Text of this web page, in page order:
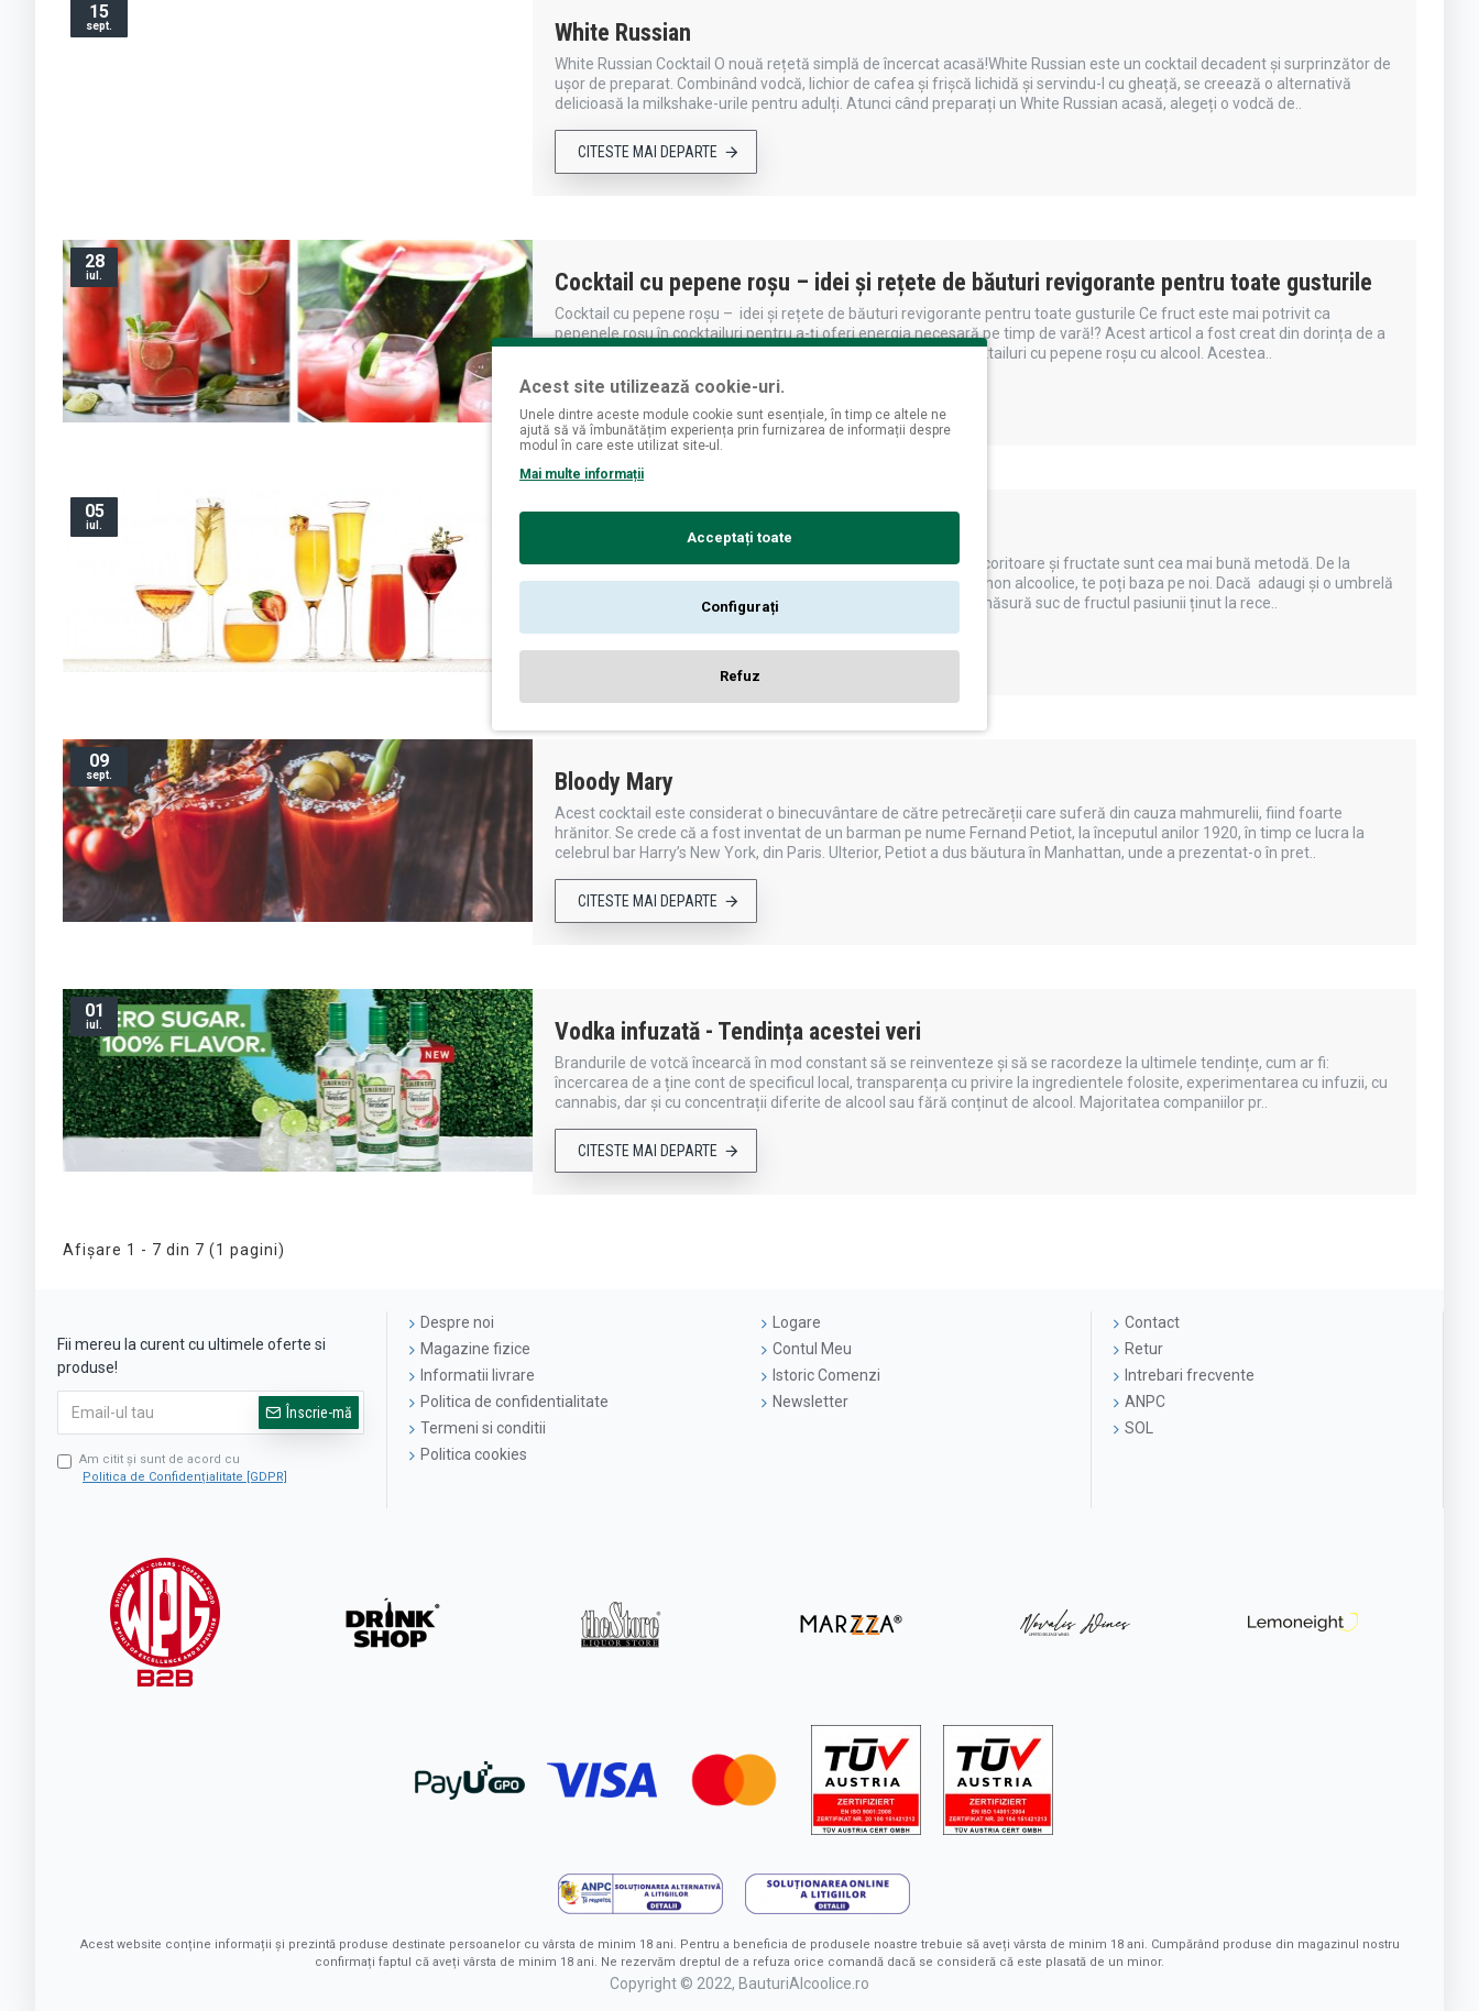
15
sept. White Russian
White Russian Cocktail O nouă rețetă simplă de încercat acasă!White Russian este un cocktail decadent și surprinzător de
ușor de preparat. Combinând vodcă, lichior de cafea și frișcă lichidă și servindu-l cu gheață, se creează o alternativă
delicioasă la milkshake-urile pentru adulți. Atunci când preparați un White Russian acasă, alegeți o vodcă de..
CITESTE MAI DEPARTE
28
iul. Cocktail cu pepene roșu – idei și rețete de băuturi revigorante pentru toate gusturile
Cocktail cu pepene roșu – idei și rețete de băuturi revigorante pentru toate gusturile Ce fruct este mai potrivit ca
pepenele roșu în cocktailuri pentru a-ți oferi energia necesară pe timp de vară!? Acest articol a fost creat din dorința de a
evidenția câteva dintre cele mai apreciate idei și rețete de cocktailuri cu pepene roșu cu alcool. Acestea..
05
iul. Rețete de vară
Este vară; trebuie să te hidratezi! Aceste băuturi proaspete, răcoritoare și fructate sunt cea mai bună metodă. De la
smoothie înghețat, la un Paloma de citrice, până la cocktail-uri non alcoolice, te poți baza pe noi. Dacă adaugi și o umbrelă
mică, meniul ar fi complet. Rose-Aperol SpritzIngrediente3/4 măsură suc de fructul pasiunii ținut la rece..
CITESTE MAI DEPARTE
09
sept. Bloody Mary
Acest cocktail este considerat o binecuvântare de către petrecăreții care suferă din cauza mahmurelii, fiind foarte
hrănitor. Se crede că a fost inventat de un barman pe nume Fernand Petiot, la începutul anilor 1920, în timp ce lucra la
celebrul bar Harry’s New York, din Paris. Ulterior, Petiot a dus băutura în Manhattan, unde a prezentat-o în pret..
CITESTE MAI DEPARTE
01
iul. Vodka infuzată - Tendința acestei veri
Brandurile de votcă încearcă în mod constant să se reinventeze și să se racordeze la ultimele tendințe, cum ar fi:
încercarea de a ține cont de specificul local, transparența cu privire la ingredientele folosite, experimentarea cu infuzii, cu
cannabis, dar și cu concentrații diferite de alcool sau fără conținut de alcool. Majoritatea companiilor pr..
CITESTE MAI DEPARTE
Afişare 1 - 7 din 7 (1 pagini)
Fii mereu la curent cu ultimele oferte si
produse!
Înscrie-mă
Am citit şi sunt de acord cu
Politica de Confidențialitate [GDPR]
Despre noi
Magazine fizice
Informatii livrare
Politica de confidentialitate
Termeni si conditii
Politica cookies
Logare
Contul Meu
Istoric Comenzi
Newsletter
Contact
Retur
Intrebari frecvente
ANPC
SOL
Acest website conține informații și prezintă produse destinate persoanelor cu vârsta de minim 18 ani. Pentru a beneficia de produsele noastre trebuie să aveți vârsta de minim 18 ani. Cumpărând produse din magazinul nostru
confirmați faptul că aveți vârsta de minim 18 ani. Ne rezervăm dreptul de a refuza orice comandă dacă se consideră că este plasată de un minor.
Copyright © 2022, BauturiAlcoolice.ro
Acest site utilizează cookie-uri.
Unele dintre aceste module cookie sunt esențiale, în timp ce altele ne
ajută să vă îmbunătățim experiența prin furnizarea de informații despre
modul în care este utilizat site-ul.
Mai multe informații
Acceptați toate
Configurați
Refuz